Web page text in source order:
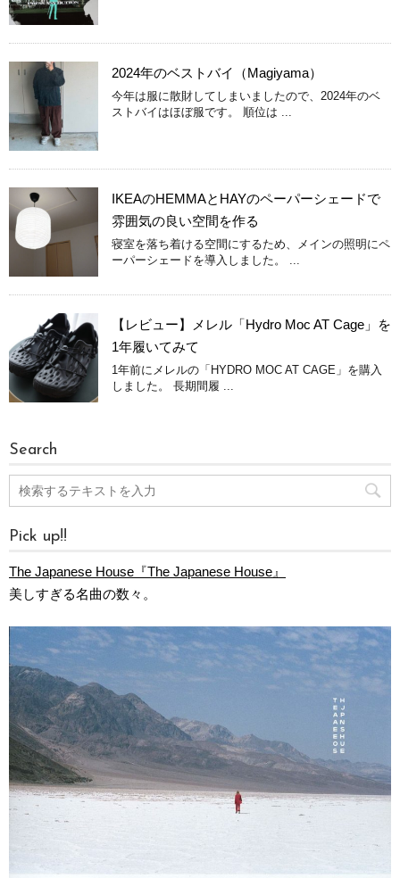
2024年のベストバイ（Magiyama）
今年は服に散財してしまいましたので、2024年のベ
ストバイはほぼ服です。 順位は ...
IKEAのHEMMAとHAYのペーパーシェードで
雰囲気の良い空間を作る
寝室を落ち着ける空間にするため、メインの照明にペ
ーパーシェードを導入しました。 ...
【レビュー】メレル「Hydro Moc AT Cage」を
1年履いてみて
1年前にメレルの「HYDRO MOC AT CAGE」を購入
しました。 長期間履 ...
Search
Pick up!!
The Japanese House『The Japanese House』
美しすぎる名曲の数々。